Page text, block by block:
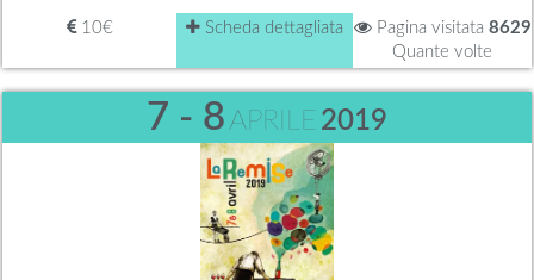
10€ Scheda dettagliata Pagina visitata 8629
Quante volte
7 - 8APRILE 2019